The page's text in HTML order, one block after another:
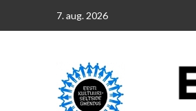
7. aug. 2026